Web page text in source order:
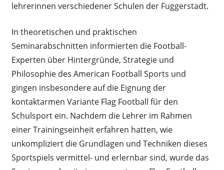
lehrerinnen verschiedener Schulen der Fuggerstadt.
In theoretischen und praktischen
Seminarabschnitten informierten die Football-
Experten über Hintergründe, Strategie und
Philosophie des American Football Sports und
gingen insbesondere auf die Eignung der
kontaktarmen Variante Flag Football für den
Schulsport ein. Nachdem die Lehrer im Rahmen
einer Trainingseinheit erfahren hatten, wie
unkompliziert die Grundlagen und Techniken dieses
Sportspiels vermittel- und erlernbar sind, wurde das